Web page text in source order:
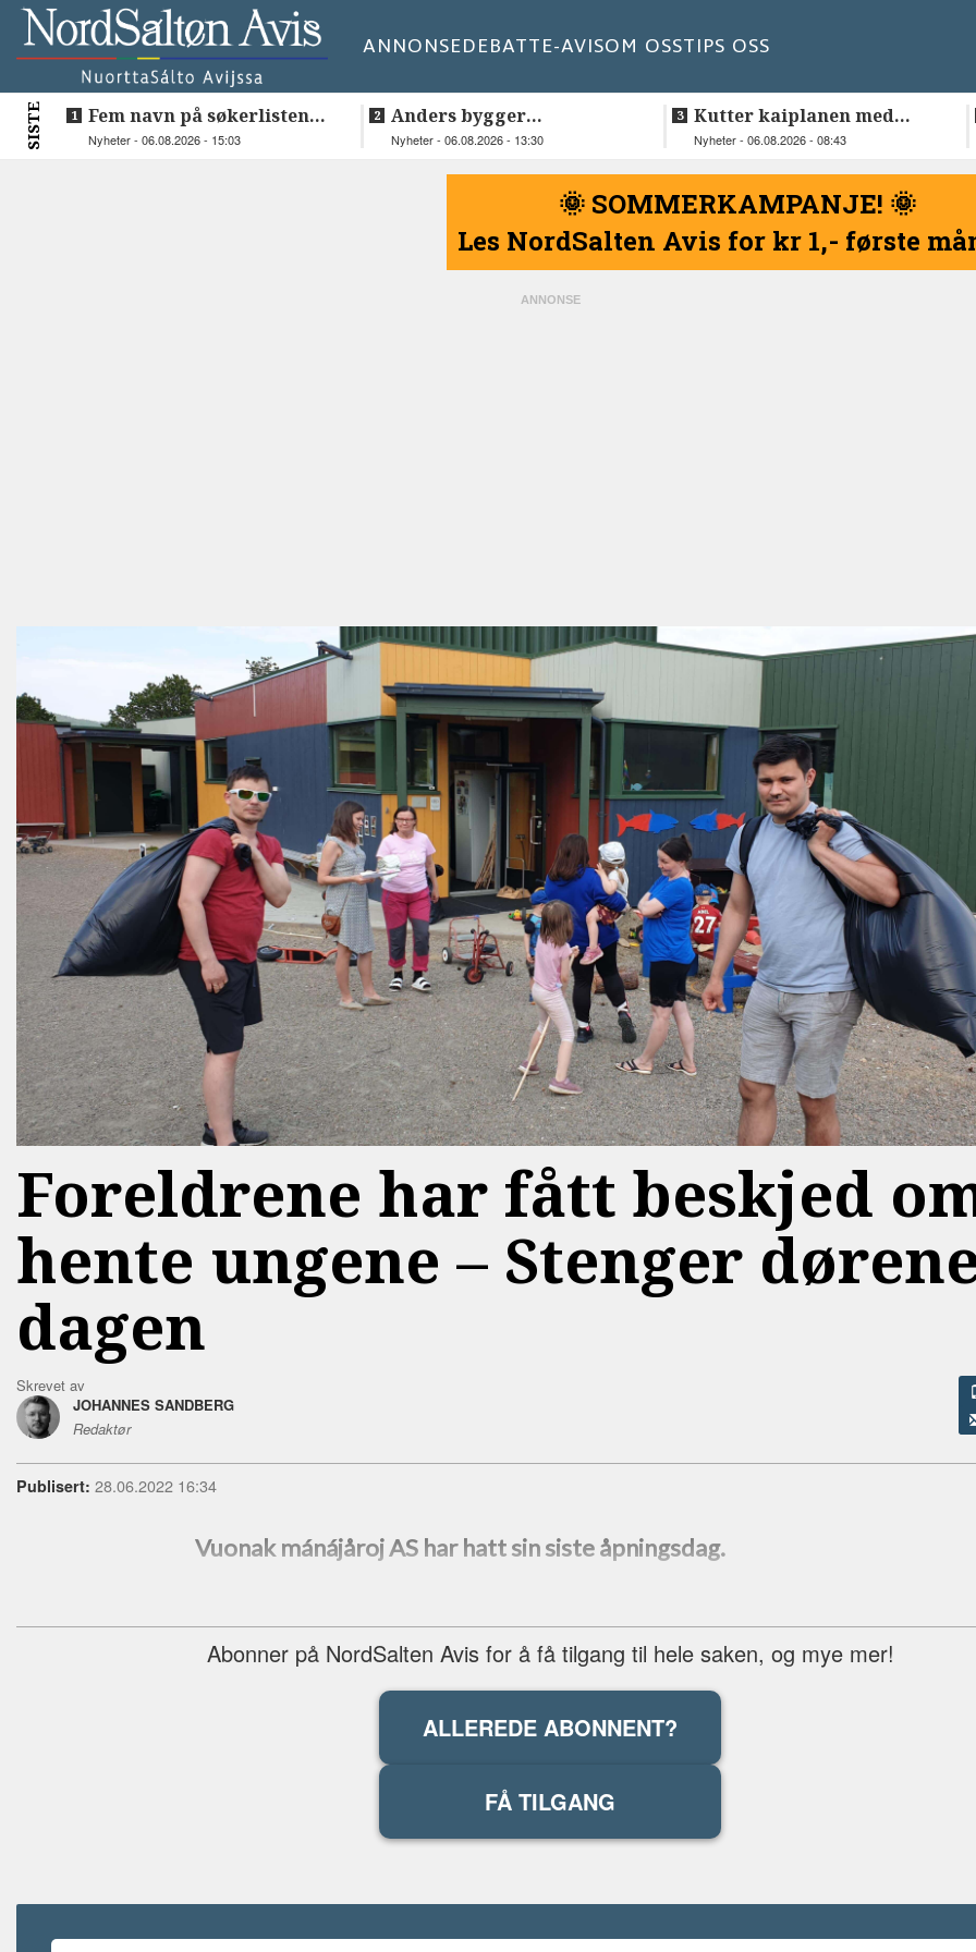
ANNONSEDEBATTE-AVISOM OSSTIPS OSS
SISTE
Fem navn på søkerlisten
til toppjobben i
Nyheter - 06.08.2026 - 15:03
Anders bygger
teknologiselskap fra
Nyheter - 06.08.2026 - 13:30
Kutter kaiplanen med
flere hundre millioner
Nyheter - 06.08.2026 - 08:43
🌞 SOMMERKAMPANJE! 🌞
Les NordSalten Avis for kr 1,- første
Foreldrene har fått beskjed
hente ungene – Stenger
dagen
Skrevet av
JOHANNES SANDBERG
Redaktør
Publisert: 28.06.2022 16:34
Vuonak mánájåroj AS har hatt sin siste åpningsdag.
Abonner på NordSalten Avis for å få tilgang til hele saken, og mye mer!
ALLEREDE ABONNENT?
FÅ TILGANG